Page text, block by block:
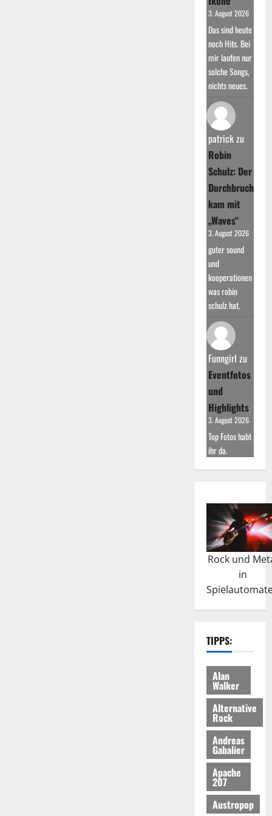
3. August 2026
Das sind heute
noch Hits. Bei
mir laufen nur
solche Songs,
nichts neues.
patrickzu
Robin
Schulz: Der
Durchbruch
kam mit
„Waves“
3. August 2026
guter sound
und
kooperationen
was robin
schulz hat.
Funngirl zu
Eventfotos
und
Highlights
3. August 2026
Top Fotos habt
ihr da.
Rock und
in
TIPPS:
Alan
Walker
Alternative
Rock
Andreas
Gabalier
Apache
207
Austropop